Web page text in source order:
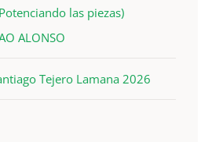
las piezas)
ALONSO
Tejero Lamana 2026